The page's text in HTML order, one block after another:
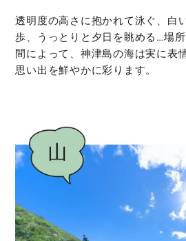
透明度の高さに抱かれて泳ぐ、白
歩、うっとりと夕日を眺める…場
間によって、神津島の海は実に表
思い出を鮮やかに彩ります。